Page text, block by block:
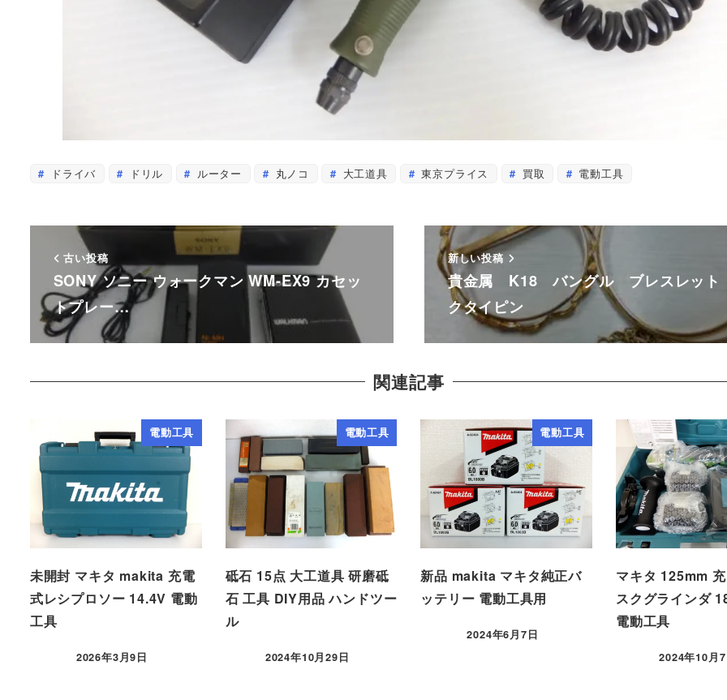
ドライバ ドリル ルーター 丸ノコ 大工道具 東京プライス 買取 電動工具
古い投稿
SONY ソニー ウォークマン WM-EX9 カセッ
トプレー…
新しい投稿
貴金属 K18 バングル ブレスレッ
クタイピン
関連記事
電動工具
未開封 マキタ makita 充電
式レシプロソー 14.4V 電動
工具
2026年3月9日
電動工具
砥石 15点 大工道具 研磨砥
石 工具 DIY用品 ハンドツー
ル
2024年10月29日
電動工具
新品 makita マキタ純正バ
ッテリー 電動工具用
2024年6月7日
マキタ 125mm
スクグラインダ
電動工具
2024年10月